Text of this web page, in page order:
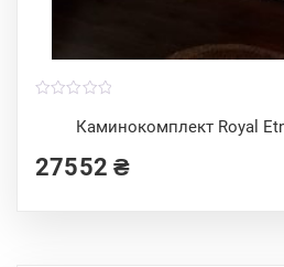
Каминокомплект Royal
o
f
27552₴